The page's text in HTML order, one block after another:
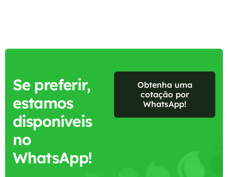
Se preferir,
estamos
disponíveis
no
WhatsApp!
Obtenha uma
cotação por
WhatsApp!